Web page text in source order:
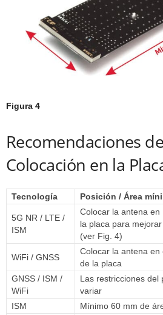
Figura 4
Recomendaciones
Colocación en la
Tecnología Posición / Área
5G NR / LTE /
ISM
Colocar la antena en
la placa para
(ver Fig. 4)
WiFi / GNSS
Colocar la antena
de la placa
GNSS / ISM /
WiFi
Las restricciones del
variar
ISM
Mínimo 60 mm de